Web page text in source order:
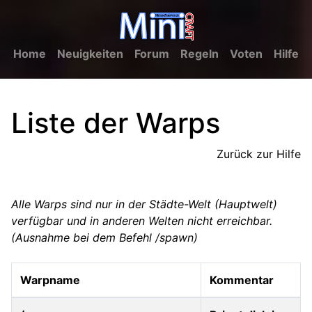
Home Neuigkeiten Forum Regeln Voten Hilfe
Liste der Warps
Zurück zur Hilfe
Alle Warps sind nur in der Städte-Welt (Hauptwelt)
verfügbar und in anderen Welten nicht erreichbar.
(Ausnahme bei dem Befehl /spawn)
Warpname Kommentar